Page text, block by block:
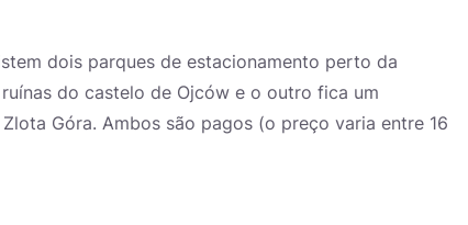
dois parques de estacionamento perto da
do castelo de Ojców e o outro fica um
Góra. Ambos são pagos (o preço varia entre 16